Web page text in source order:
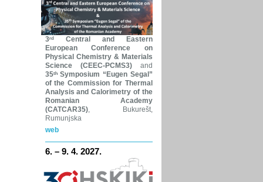
3ʳᵈ Central and Eastern
European Conference on
Physical Chemistry & Materials
Science (CEEC-PCMS3)and
35ᵗʰ Symposium “Eugen Segal”
of the Commission for Thermal
Analysis and Calorimetry of the
Romanian Academy
(CATCAR35), Bukurešt,
Rumunjska
web
6. – 9. 4. 2027.